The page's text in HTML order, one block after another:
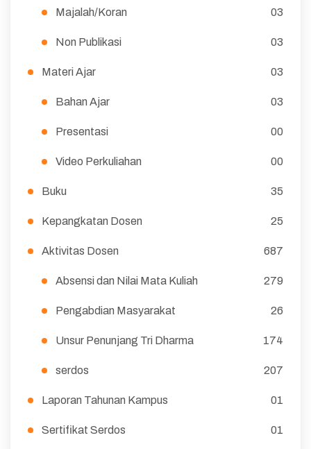
Majalah/Koran 03
Non Publikasi 03
Materi Ajar 03
Bahan Ajar 03
Presentasi 00
Video Perkuliahan 00
Buku 35
Kepangkatan Dosen 25
Aktivitas Dosen 687
Absensi dan Nilai Mata Kuliah 279
Pengabdian Masyarakat 26
Unsur Penunjang Tri Dharma 174
serdos 207
Laporan Tahunan Kampus 01
Sertifikat Serdos 01